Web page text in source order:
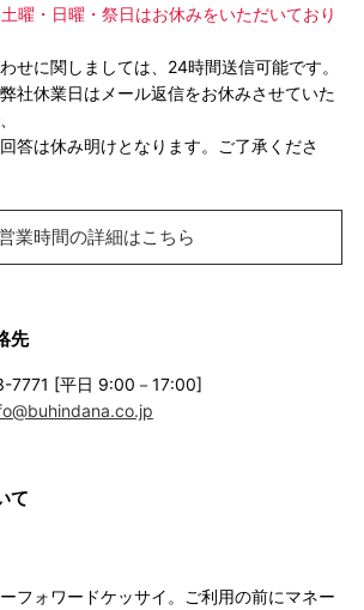
曜・日曜・祭日はお休みをいただいており
せに関しましては、24時間送信可能です。
社休業日はメール返信をお休みさせていた
答は休み明けとなります。ご了承くださ
業時間の詳細はこちら
先
7771 [平日 9:00－17:00]
て
フォワードケッサイ。ご利用の前にマネー